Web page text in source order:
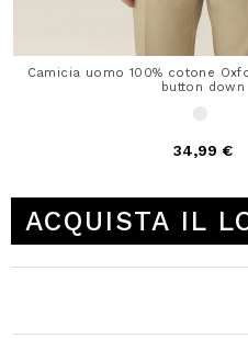
Camicia uomo 100% cotone
button down
34,99 €
ACQUISTA IL